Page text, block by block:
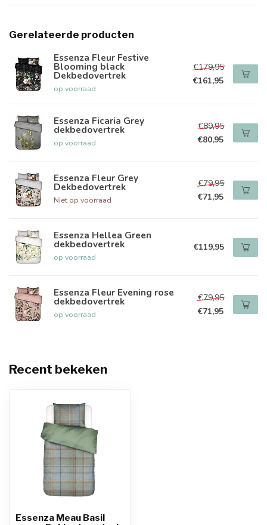
Gerelateerde producten
Essenza Fleur Festive
Blooming black
Dekbedovertrek
op voorraad
€179,95
€161,95
Essenza Ficaria Grey
dekbedovertrek
op voorraad
€89,95
€80,95
Essenza Fleur Grey
Dekbedovertrek
Niet op voorraad
€79,95
€71,95
Essenza Hellea Green
dekbedovertrek
op voorraad
€119,95
Essenza Fleur Evening rose
dekbedovertrek
op voorraad
€79,95
€71,95
Recent bekeken
Essenza Meau Basil